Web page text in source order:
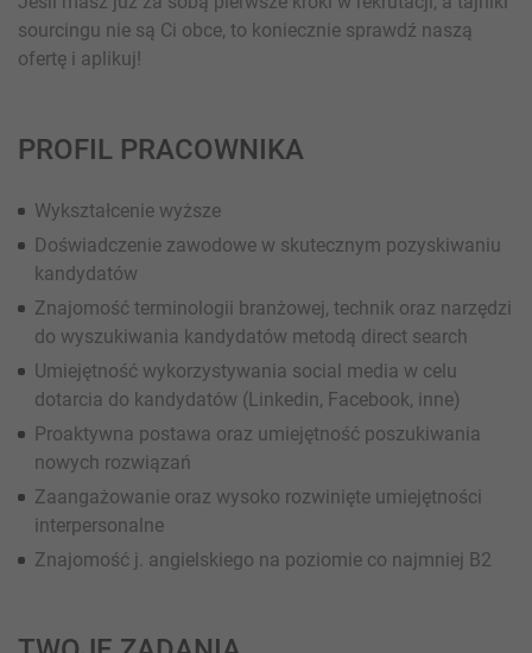
sourcingu nie są Ci obce, to koniecznie sprawdź naszą
ofertę i aplikuj!
PROFIL PRACOWNIKA
Wykształcenie wyższe
Doświadczenie zawodowe w skutecznym pozyskiwaniu
kandydatów
Znajomość terminologii branżowej, technik oraz narzędzi
do wyszukiwania kandydatów metodą direct search
Umiejętność wykorzystywania social media w celu
dotarcia do kandydatów (Linkedin, Facebook, inne)
Proaktywna postawa oraz umiejętność poszukiwania
nowych rozwiązań
Zaangażowanie oraz wysoko rozwinięte umiejętności
interpersonalne
Znajomość j. angielskiego na poziomie co najmniej B2